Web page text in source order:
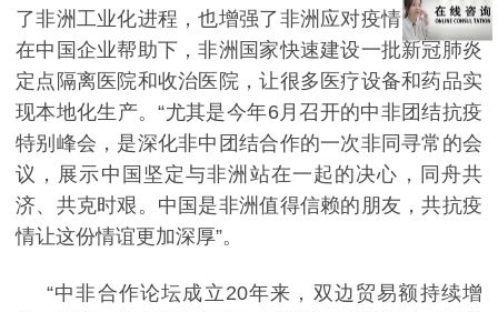
了非洲工业化进程，也增强了非洲应对疫情的能力。
在中国企业帮助下，非洲国家快速建设一批新冠肺炎
定点隔离医院和收治医院，让很多医疗设备和药品实
现本地化生产。“尤其是今年6月召开的中非团结抗疫
特别峰会，是深化非中团结合作的一次非同寻常的会
议，展示中国坚定与非洲站在一起的决心，同舟共
济、共克时艰。中国是非洲值得信赖的朋友，共抗疫
情让这份情谊更加深厚”。
“中非合作论坛成立 20年来，双边贸易额持续增